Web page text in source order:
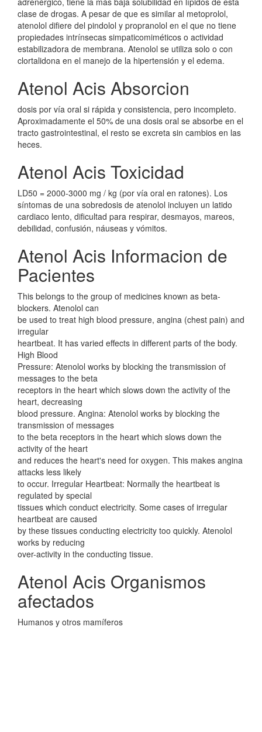
clase de drogas. A pesar de que es similar al metoprolol,
atenolol difiere del pindolol y propranolol en el que no tiene
propiedades intrínsecas simpaticomiméticos o actividad
estabilizadora de membrana. Atenolol se utiliza solo o con
clortalidona en el manejo de la hipertensión y el edema.
Atenol Acis Absorcion
dosis por vía oral si rápida y consistencia, pero incompleto.
Aproximadamente el 50% de una dosis oral se absorbe en el
tracto gastrointestinal, el resto se excreta sin cambios en las
heces.
Atenol Acis Toxicidad
LD50 = 2000-3000 mg / kg (por vía oral en ratones). Los
síntomas de una sobredosis de atenolol incluyen un latido
cardiaco lento, dificultad para respirar, desmayos, mareos,
debilidad, confusión, náuseas y vómitos.
Atenol Acis Informacion de
Pacientes
This belongs to the group of medicines known as beta-
blockers. Atenolol can
be used to treat high blood pressure, angina (chest pain) and
irregular
heartbeat. It has varied effects in different parts of the body.
High Blood
Pressure: Atenolol works by blocking the transmission of
messages to the beta
receptors in the heart which slows down the activity of the
heart, decreasing
blood pressure. Angina: Atenolol works by blocking the
transmission of messages
to the beta receptors in the heart which slows down the
activity of the heart
and reduces the heart's need for oxygen. This makes angina
attacks less likely
to occur. Irregular Heartbeat: Normally the heartbeat is
regulated by special
tissues which conduct electricity. Some cases of irregular
heartbeat are caused
by these tissues conducting electricity too quickly. Atenolol
works by reducing
over-activity in the conducting tissue.
Atenol Acis Organismos
afectados
Humanos y otros mamíferos